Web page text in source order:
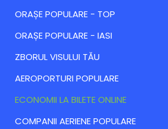
ORAȘE POPULARE - TOP
ORAȘE POPULARE - IASI
ZBORUL VISULUI TĂU
AEROPORTURI POPULARE
ECONOMII LA BILETE ONLINE
COMPANII AERIENE POPULARE